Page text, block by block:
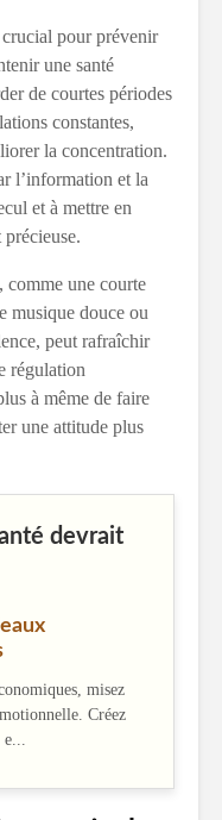
pour prévenir
une santé
de courtes périodes
constantes,
la concentration.
l’information et la
et à mettre en
comme une courte
musique douce ou
peut rafraîchir
régulation
à même de faire
une attitude plus
devrait
misez
Créez